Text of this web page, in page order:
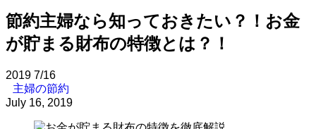
節約主婦なら知っておきたい？！お金
が貯まる財布の特徴とは？！
2019 7/16
主婦の節約
July 16, 2019